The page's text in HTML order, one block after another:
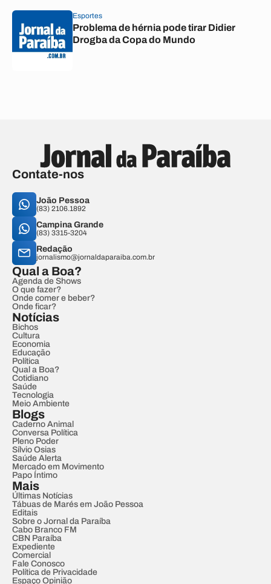
Esportes
Problema de hérnia pode tirar Didier
Drogba da Copa do Mundo
Contate-nos
João Pessoa
(83) 2106.1892
Campina Grande
(83) 3315-3204
Redação
jornalismo@jornaldaparaiba.com.br
Qual a Boa?
Agenda de Shows
O que fazer?
Onde comer e beber?
Onde ficar?
Notícias
Bichos
Cultura
Economia
Educação
Política
Qual a Boa?
Cotidiano
Saúde
Tecnologia
Meio Ambiente
Blogs
Caderno Animal
Conversa Política
Pleno Poder
Sílvio Osias
Saúde Alerta
Mercado em Movimento
Papo Íntimo
Mais
Últimas Notícias
Tábuas de Marés em João Pessoa
Editais
Sobre o Jornal da Paraíba
Cabo Branco FM
CBN Paraíba
Expediente
Comercial
Fale Conosco
Política de Privacidade
Espaço Opinião